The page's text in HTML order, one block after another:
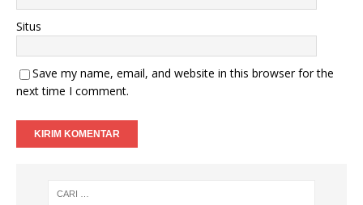
Situs
Save my name, email, and website in this browser for the
next time I comment.